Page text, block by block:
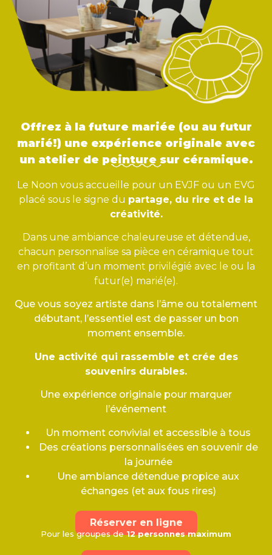
Offrez à la future mariée (ou au futur
marié!) une expérience originale avec
un atelier de peinture sur céramique.
Le Noon vous accueille pour un EVJF ou un EVG
placé sous le signe du partage, du rire et de la
créativité.
Dans une ambiance chaleureuse et détendue,
chacun personnalise sa pièce en céramique tout
en profitant d’un moment privilégié avec le ou la
futur(e) marié(e).
Que vous soyez artiste dans l’âme ou totalement
débutant, l’essentiel est de passer un bon
moment ensemble.
Une activité qui rassemble et crée des
souvenirs durables.
Une expérience originale pour marquer
l’événement
Un moment convivial et accessible à tous
Des créations personnalisées en souvenir de
la journée
Une ambiance détendue propice aux
échanges (et aux fous rires)
Réserver en ligne
Pour les groupes de12 personnes maximum